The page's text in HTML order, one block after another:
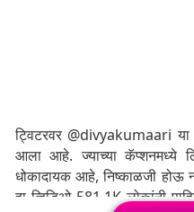
ट्विटरवर @divyakumaari
आला आहे. ज्याच्या
धोकादायक आहे, निष्काळजी होऊ
हा व्हिडिओ 581.1K लोकांनी